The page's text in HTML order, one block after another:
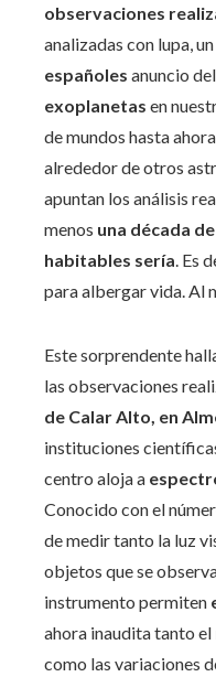
observaciones
analizadas con lupa, un
españoles anuncio
exoplanetas en
de mundos hasta
alrededor de otros
apuntan los análisis
menos una década
habitables sería. Es
para albergar vida. Al
Este sorprendente
las observaciones
de Calar Alto, en
instituciones
centro aloja a
Conocido con el
de medir tanto la luz
objetos que se
instrumento permiten
ahora inaudita tanto el
como las variaciones